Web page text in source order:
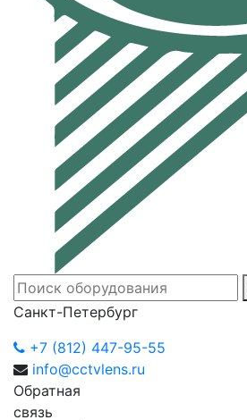
Санкт-Петербург
+7 (812) 447-95-55
info@cctvlens.ru
Обратная
связь